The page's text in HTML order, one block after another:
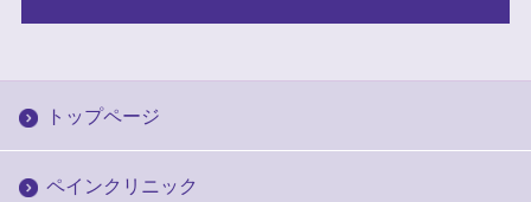
トップページ
ペインクリニック